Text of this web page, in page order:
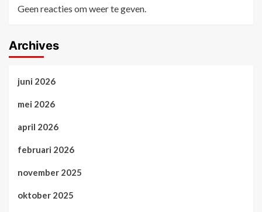
Geen reacties om weer te geven.
Archives
juni 2026
mei 2026
april 2026
februari 2026
november 2025
oktober 2025